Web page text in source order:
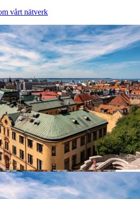
vårt nätverk